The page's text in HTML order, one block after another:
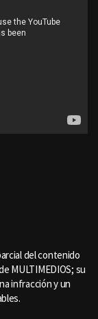
del contenido
MULTIMEDIOS; su
infracción y un